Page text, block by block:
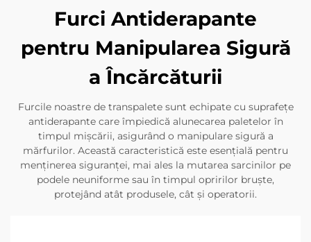
Furci Antiderapante
pentru Manipularea Sigură
a Încărcăturii
Furcile noastre de transpalete sunt echipate cu suprafețe
antiderapante care împiedică alunecarea paletelor în
timpul mișcării, asigurând o manipulare sigură a
mărfurilor. Această caracteristică este esențială pentru
menținerea siguranței, mai ales la mutarea sarcinilor pe
podele neuniforme sau în timpul opririlor bruște,
protejând atât produsele, cât și operatorii.